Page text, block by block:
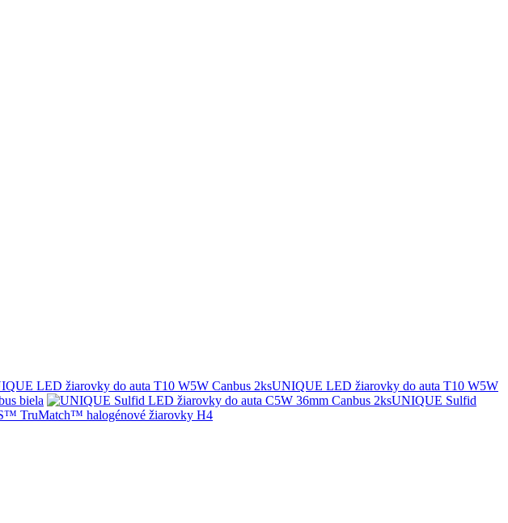
UNIQUE LED žiarovky do auta T10 W5W
biela
UNIQUE Sulfid
TruMatch™ halogénové žiarovky H4